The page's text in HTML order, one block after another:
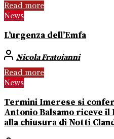
Read more
News
L’urgenza dell’Emfa
Nicola Fratoianni
Read more
News
Termini Imerese si
Antonio Balsamo riceve il
alla chiusura di Notti